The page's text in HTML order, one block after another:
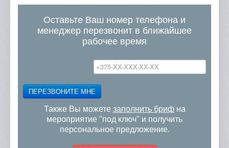
Оставьте Ваш номер телефона и
менеджер перезвонит в ближайшее
рабочее время
ПЕРЕЗВОНИТЕ МНЕ
Также Вы можете заполнить брифна
мероприятие "под ключ" и получить
персональное предложение.